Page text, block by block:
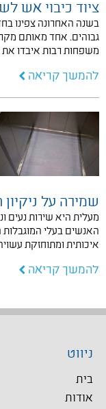
ציוד כיבוי אש
בשנה האחרונה צפינו
גבוהים. אחד מאותם
משפחות רבות איבדו
להמשך קריאה
שמירה על
מעלית היא שירות נעים
האנשים בעלי
איכותית ומתוחזקת
להמשך קריאה
ניווט
בית
אודות